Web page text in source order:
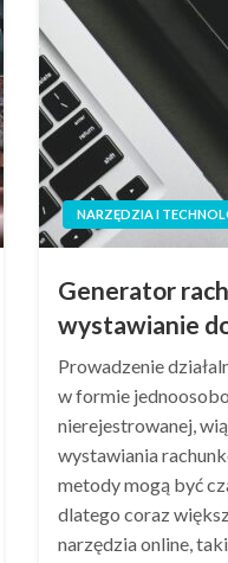
NARZĘDZIA I
Generator
wystawianie
Prowadzenie
w formie
nierejestrowanej,
wystawiania
metody mogą być
dlatego coraz
narzędzia online,